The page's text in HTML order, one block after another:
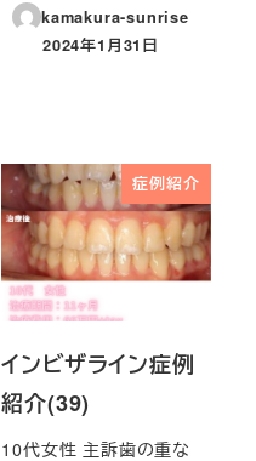
kamakura-sunrise
投稿日
2024年1月31日
症例紹介
インビザライン症例
紹介(39)
10代女性 主訴歯の重な